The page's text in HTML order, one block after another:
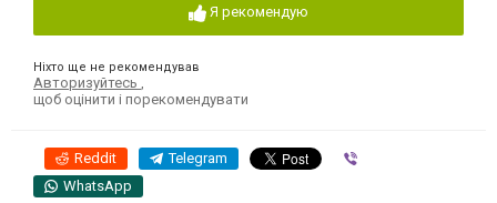
Я рекомендую
Ніхто ще не рекомендував
Авторизуйтесь
щоб оцінити і порекомендувати
Reddit Telegram
WhatsApp